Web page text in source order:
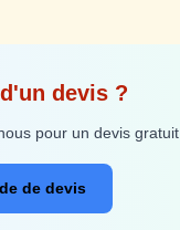
devis ?
pour un devis gratuit.
de devis